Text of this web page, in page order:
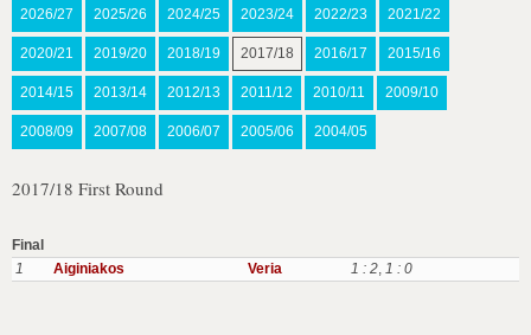
2026/27 2025/26 2024/25 2023/24 2022/23 2021/22
2020/21 2019/20 2018/19 2017/18 2016/17 2015/16
2014/15 2013/14 2012/13 2011/12 2010/11 2009/10
2008/09 2007/08 2006/07 2005/06 2004/05
2017/18 First Round
Final
1
Aiginiakos Veria 1 : 2, 1 : 0